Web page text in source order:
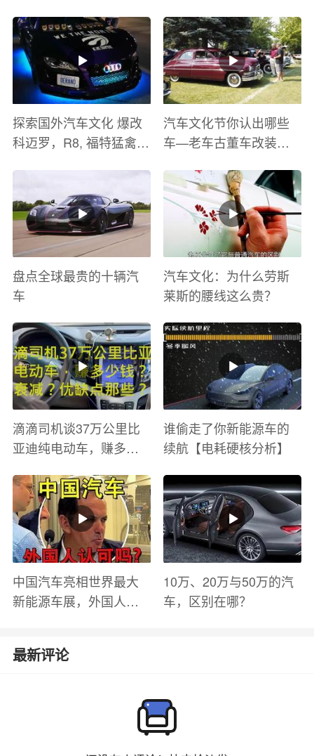
探索国外汽车文化 爆改
科迈罗，R8, 福特猛禽
汽车文化节你认出哪些
车—老车古董车改装车
盘点全球最贵的十辆汽
车
汽车文化：为什么劳斯
莱斯的腰线这么贵？
滴滴司机谈37万公里比
亚迪纯电动车，赚多少
有哪些？
谁偷走了你新能源车的
续航【电耗硬核分析】
中国汽车亮相世界最大
新能源车展，外国人怎
10万、20万与50万的汽
车，区别在哪？
最新评论